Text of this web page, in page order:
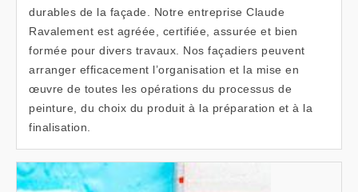
durables de la façade. Notre entreprise Claude
Ravalement est agréée, certifiée, assurée et bien
formée pour divers travaux. Nos façadiers peuvent
arranger efficacement l’organisation et la mise en
œuvre de toutes les opérations du processus de
peinture, du choix du produit à la préparation et à la
finalisation.